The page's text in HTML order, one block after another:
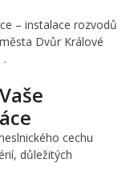
– instalace rozvodů
Dvůr Králové
.
cechu
důležitých